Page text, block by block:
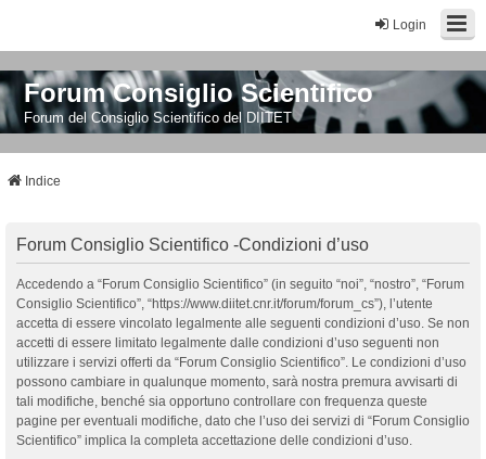
Login
Forum Consiglio Scientifico
Forum del Consiglio Scientifico del DIITET
Indice
Forum Consiglio Scientifico -Condizioni d’uso
Accedendo a “Forum Consiglio Scientifico” (in seguito “noi”, “nostro”, “Forum
Consiglio Scientifico”, “https://www.diitet.cnr.it/forum/forum_cs”), l’utente
accetta di essere vincolato legalmente alle seguenti condizioni d’uso. Se non
accetti di essere limitato legalmente dalle condizioni d’uso seguenti non
utilizzare i servizi offerti da “Forum Consiglio Scientifico”. Le condizioni d’uso
possono cambiare in qualunque momento, sarà nostra premura avvisarti di
tali modifiche, benché sia opportuno controllare con frequenza queste
pagine per eventuali modifiche, dato che l’uso dei servizi di “Forum Consiglio
Scientifico” implica la completa accettazione delle condizioni d’uso.